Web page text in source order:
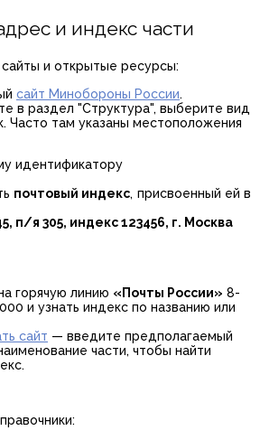
и индекс части
сайты и открытые ресурсы:
сайт Минобороны России.
в раздел "Структура", выберите вид
Часто там указаны местоположения
идентификатору
почтовый индекс, присвоенный ей в
п/я 305, индекс 123456, г. Москва
горячую линию «Почты России» 8-
и узнать индекс по названию или
сайт — введите предполагаемый
части, чтобы найти